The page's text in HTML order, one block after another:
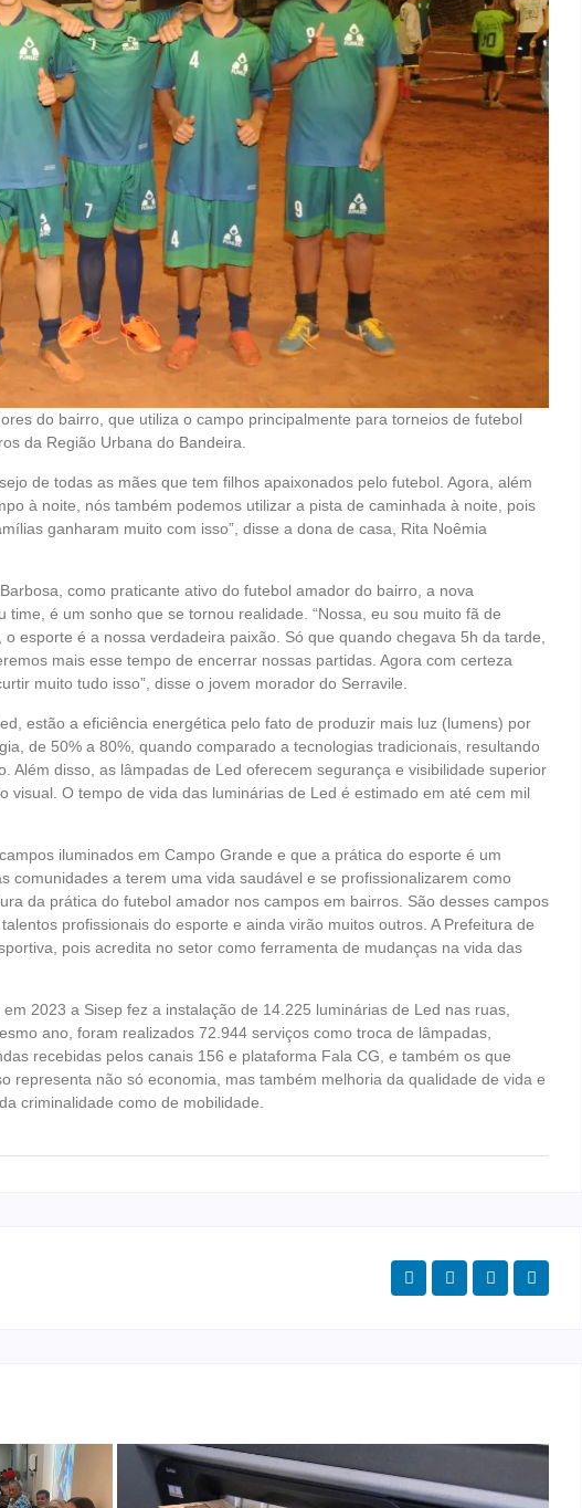
do bairro, que utiliza o campo principalmente para torneios de futebol
da Região Urbana do Bandeira.
de todas as mães que tem filhos apaixonados pelo futebol. Agora, além
à noite, nós também podemos utilizar a pista de caminhada à noite, pois
ganharam muito com isso”, disse a dona de casa, Rita Noêmia
como praticante ativo do futebol amador do bairro, a nova
é um sonho que se tornou realidade. “Nossa, eu sou muito fã de
esporte é a nossa verdadeira paixão. Só que quando chegava 5h da tarde,
mais esse tempo de encerrar nossas partidas. Agora com certeza
muito tudo isso”, disse o jovem morador do Serravile.
estão a eficiência energética pelo fato de produzir mais luz (lumens) por
de 50% a 80%, quando comparado a tecnologias tradicionais, resultando
Além disso, as lâmpadas de Led oferecem segurança e visibilidade superior
visual. O tempo de vida das luminárias de Led é estimado em até cem mil
iluminados em Campo Grande e que a prática do esporte é um
comunidades a terem uma vida saudável e se profissionalizarem como
da prática do futebol amador nos campos em bairros. São desses campos
profissionais do esporte e ainda virão muitos outros. A Prefeitura de
pois acredita no setor como ferramenta de mudanças na vida das
2023 a Sisep fez a instalação de 14.225 luminárias de Led nas ruas,
ano, foram realizados 72.944 serviços como troca de lâmpadas,
recebidas pelos canais 156 e plataforma Fala CG, e também os que
representa não só economia, mas também melhoria da qualidade de vida e
criminalidade como de mobilidade.